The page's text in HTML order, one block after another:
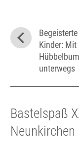
Kinder: Mit
unterwegs
Bastelspaß
Neunkirchen